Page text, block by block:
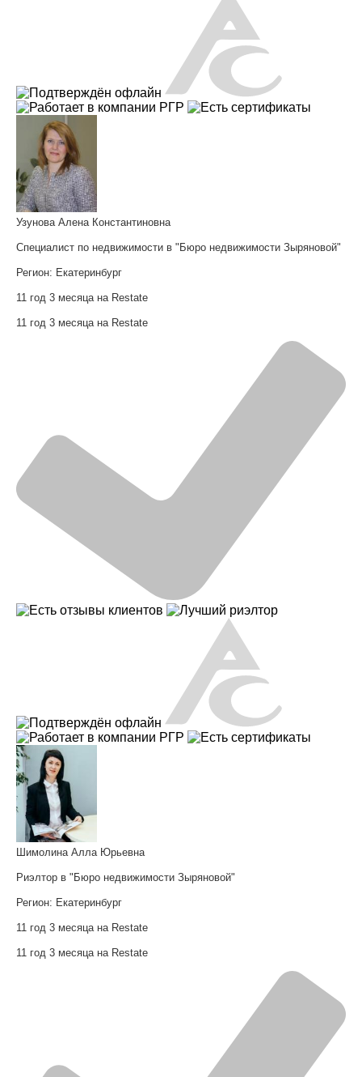
Узунова Алена Константиновна
Специалист по недвижимости в "Бюро недвижимости Зыряновой"
Регион: Екатеринбург
11 год 3 месяца на Restate
11 год 3 месяца на Restate
Шимолина Алла Юрьевна
Риэлтор в "Бюро недвижимости Зыряновой"
Регион: Екатеринбург
11 год 3 месяца на Restate
11 год 3 месяца на Restate